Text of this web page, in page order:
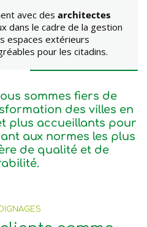
avec des architectes
dans le cadre de la gestion
espaces extérieurs
pour les citadins.
sommes fiers de
des villes en
plus accueillants pour
aux normes les plus
de qualité et de